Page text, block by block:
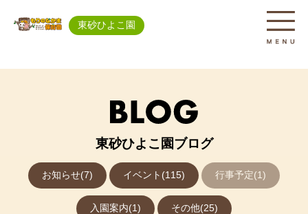
東砂ひよこ園
東砂ひよこ園ブログ
お知らせ(7) イベント(115) 行事予定(1)
入園案内(1) その他(25)